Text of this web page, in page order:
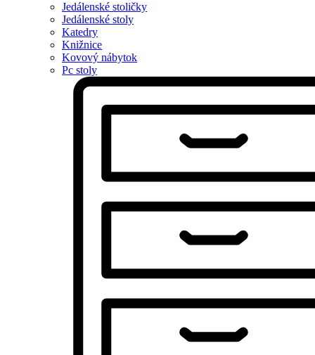
Jedálenské stoličky
Jedálenské stoly
Katedry
Knižnice
Kovový nábytok
Pc stoly